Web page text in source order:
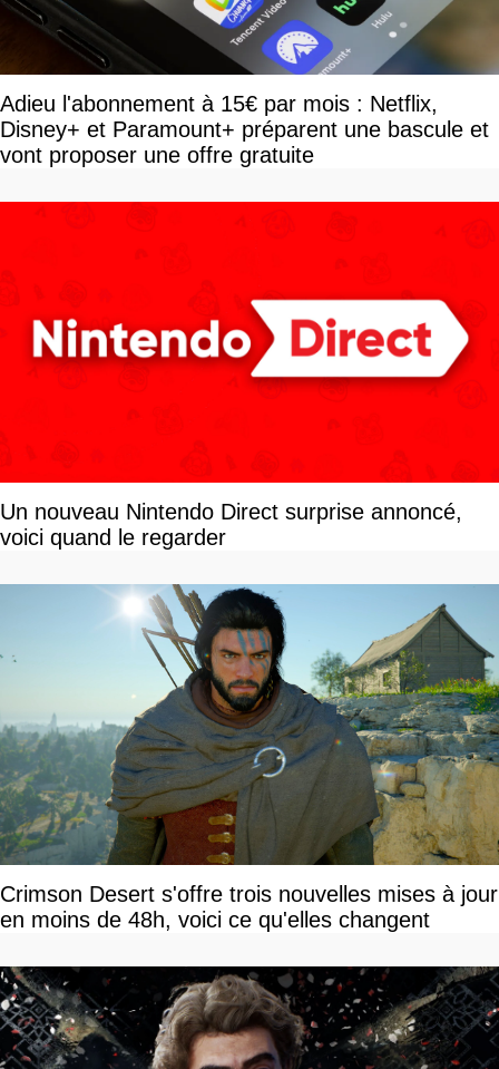
Adieu l'abonnement à 15€ par mois : Netflix,
Disney+ et Paramount+ préparent une bascule et
vont proposer une offre gratuite
Un nouveau Nintendo Direct surprise annoncé,
voici quand le regarder
Crimson Desert s'offre trois nouvelles mises à jour
en moins de 48h, voici ce qu'elles changent